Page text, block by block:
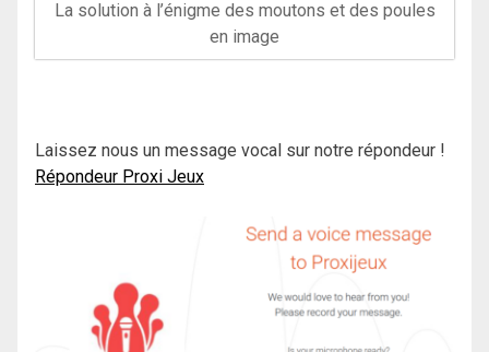
La solution à l’énigme des moutons et des poules
en image
Laissez nous un message vocal sur notre répondeur !
Répondeur Proxi Jeux